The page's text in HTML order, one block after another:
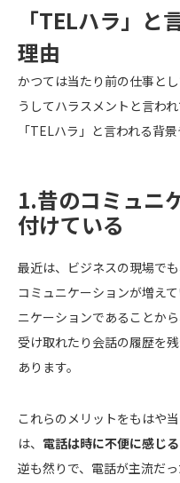
「TELハラ」と
理由
かつては当たり前の仕事と
うしてハラスメントと言わ
「TELハラ」と言われる背
1.昔のコミュニ
付けている
最近は、ビジネスの現場で
コミュニケーションが増え
ニケーションであることか
受け取れたり会話の履歴を
あります。
これらのメリットをもはや
は、 電話は時に不便に感じ
逆も然りで、電話が主流だ